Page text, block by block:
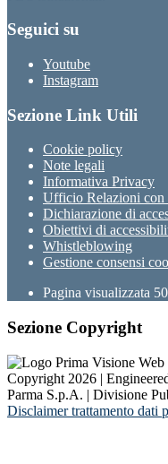
Seguici su
Youtube
Instagram
Sezione Link Utili
Cookie policy
Note legali
Informativa Privacy
Ufficio Relazioni con
Dichiarazione di
Obiettivi di
Whistleblowing
Gestione consensi
Pagina visualizzata
Sezione Copyright
Copyright 2026 |
Parma S.p.A. | Divisione
Disclaimer trattamento dati